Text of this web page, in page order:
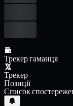
Трекер гаманця
Трекер
Позиції
Список